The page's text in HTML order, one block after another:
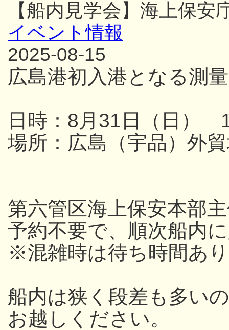
【船内見学会】海上保
イベント情報
2025-08-15
広島港初入港となる測
日時：8月31日（日）
場所：広島（宇品）外
第六管区海上保安本部
予約不要で、順次船内
※混雑時は待ち時間あり
船内は狭く段差も多い
お越しください。